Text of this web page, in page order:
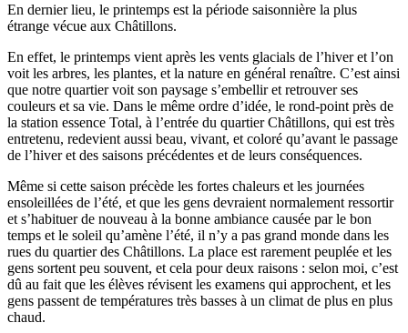
En dernier lieu, le printemps est la période saisonnière la plus
étrange vécue aux Châtillons.
En effet, le printemps vient après les vents glacials de l’hiver et l’on
voit les arbres, les plantes, et la nature en général renaître. C’est ainsi
que notre quartier voit son paysage s’embellir et retrouver ses
couleurs et sa vie. Dans le même ordre d’idée, le rond-point près de
la station essence Total, à l’entrée du quartier Châtillons, qui est très
entretenu, redevient aussi beau, vivant, et coloré qu’avant le passage
de l’hiver et des saisons précédentes et de leurs conséquences.
Même si cette saison précède les fortes chaleurs et les journées
ensoleillées de l’été, et que les gens devraient normalement ressortir
et s’habituer de nouveau à la bonne ambiance causée par le bon
temps et le soleil qu’amène l’été, il n’y a pas grand monde dans les
rues du quartier des Châtillons. La place est rarement peuplée et les
gens sortent peu souvent, et cela pour deux raisons : selon moi, c’est
dû au fait que les élèves révisent les examens qui approchent, et les
gens passent de températures très basses à un climat de plus en plus
chaud.